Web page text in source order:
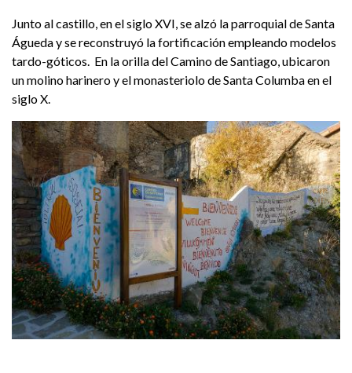
Junto al castillo, en el siglo XVI, se alzó la parroquial de Santa
Águeda y se reconstruyó la fortificación empleando modelos
tardo-góticos. En la orilla del Camino de Santiago, ubicaron
un molino harinero y el monasteriolo de Santa Columba en el
siglo X.